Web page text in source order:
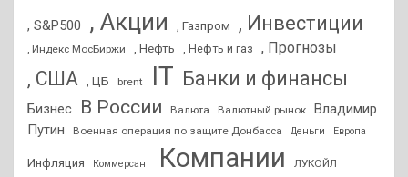
, S&P500 , Акции , Газпром , Инвестиции
, Индекс МосБиржи , Нефть , Нефть и газ , Прогнозы
, США , ЦБ brent IT Банки и финансы
Бизнес В России Валюта Валютный рынок
Владимир
Путин
Военная операция по защите Донбасса Деньги Европа
Инфляция Коммерсант Компании ЛУКОЙЛ